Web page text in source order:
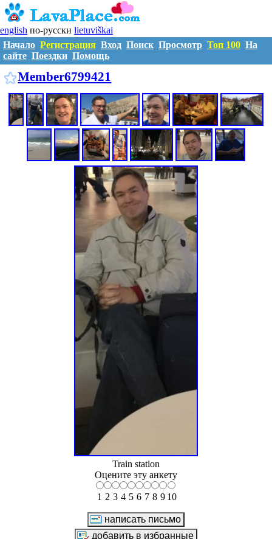
english по-русски lietuviškai
Начало Регистрация Вход Поиск Просмотр Топ 100 На
сайте Поездки Помощь
Member6799421
Train station
Оцените эту анкету
1 2 3 4 5 6 7 8 9 10